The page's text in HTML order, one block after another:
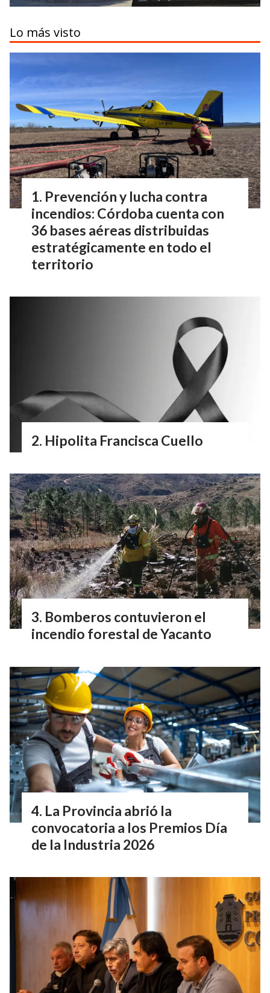
Lo más visto
Prevención y lucha contra
incendios: Córdoba cuenta con
36 bases aéreas distribuidas
estratégicamente en todo el
territorio
Hipolita Francisca Cuello
Bomberos contuvieron el
incendio forestal de Yacanto
La Provincia abrió la
convocatoria a los Premios Día
de la Industria 2026